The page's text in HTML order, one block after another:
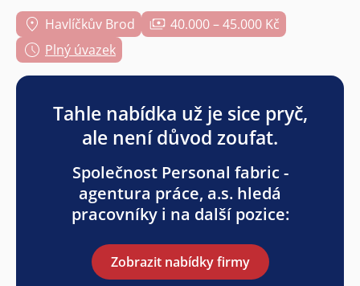
Havlíčkův Brod
40.000 – 45.000 Kč
Plný úvazek
Tahle nabídka už je sice pryč,
ale není důvod zoufat.
Společnost Personal fabric -
agentura práce, a.s. hledá
pracovníky i na další pozice:
Zobrazit nabídky firmy